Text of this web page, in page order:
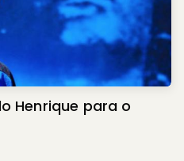
Henrique para o